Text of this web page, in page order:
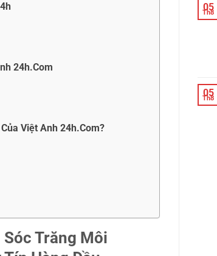
24h.Com
Việt Anh 24h.Com?
Trăng Môi
05
Th8
05
Th8